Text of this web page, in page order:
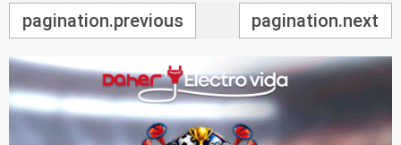
pagination.previous pagination.next